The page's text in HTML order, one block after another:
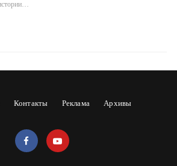
Контакты Реклама Архивы